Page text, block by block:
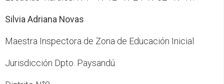
Silvia Adriana Novas
Maestra Inspectora de Zona de Educación Inicial
Jurisdicción Dpto. Paysandú